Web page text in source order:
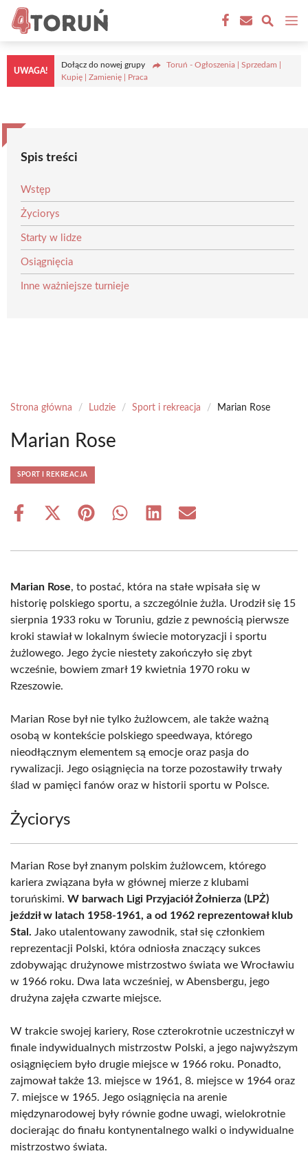
Przejdź
treści
UWAGA!
Dołącz do nowej grupy
Toruń - Ogłoszenia | Sprzedam |
Kupię | Zamienię | Praca
Spis treści
Wstęp
Życiorys
Starty w lidze
Osiągnięcia
Inne ważniejsze turnieje
Strona główna / Ludzie / Sport i rekreacja / Marian Rose
Marian Rose
SPORT I REKREACJA
Share
Share
(Twitter)
Share Share Share Share
Marian Rose, to postać, która na stałe wpisała się w
historię polskiego sportu, a szczególnie żużla. Urodził się 15
sierpnia 1933 roku w Toruniu, gdzie z pewnością pierwsze
kroki stawiał w lokalnym świecie motoryzacji i sportu
żużlowego. Jego życie niestety zakończyło się zbyt
wcześnie, bowiem zmarł 19 kwietnia 1970 roku w
Rzeszowie.
Marian Rose był nie tylko żużlowcem, ale także ważną
osobą w kontekście polskiego speedwaya, którego
nieodłącznym elementem są emocje oraz pasja do
rywalizacji. Jego osiągnięcia na torze pozostawiły trwały
ślad w pamięci fanów oraz w historii sportu w Polsce.
Życiorys
Marian Rose był znanym polskim żużlowcem, którego
kariera związana była w głównej mierze z klubami
toruńskimi. W barwach Ligi Przyjaciół Żołnierza (LPŻ)
jeździł w latach 1958-1961, a od 1962 reprezentował klub
Stal. Jako utalentowany zawodnik, stał się członkiem
reprezentacji Polski, która odniosła znaczący sukces
zdobywając drużynowe mistrzostwo świata we Wrocławiu
w 1966 roku. Dwa lata wcześniej, w Abensbergu, jego
drużyna zajęła czwarte miejsce.
W trakcie swojej kariery, Rose czterokrotnie uczestniczył w
finale indywidualnych mistrzostw Polski, a jego najwyższym
osiągnięciem było drugie miejsce w 1966 roku. Ponadto,
zajmował także 13. miejsce w 1961, 8. miejsce w 1964 oraz
7. miejsce w 1965. Jego osiągnięcia na arenie
międzynarodowej były równie godne uwagi, wielokrotnie
docierając do finału kontynentalnego walki o indywidualne
mistrzostwo świata.